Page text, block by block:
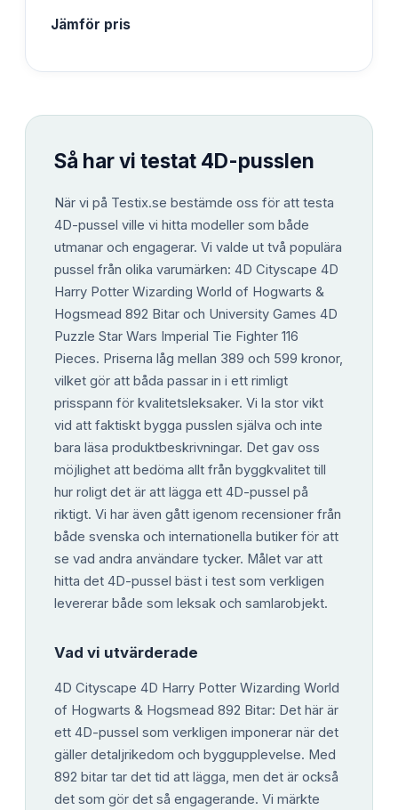
Jämför pris
Så har vi testat 4D-pusslen
När vi på Testix.se bestämde oss för att testa
4D-pussel ville vi hitta modeller som både
utmanar och engagerar. Vi valde ut två populära
pussel från olika varumärken: 4D Cityscape 4D
Harry Potter Wizarding World of Hogwarts &
Hogsmead 892 Bitar och University Games 4D
Puzzle Star Wars Imperial Tie Fighter 116
Pieces. Priserna låg mellan 389 och 599 kronor,
vilket gör att båda passar in i ett rimligt
prisspann för kvalitetsleksaker. Vi la stor vikt
vid att faktiskt bygga pusslen själva och inte
bara läsa produktbeskrivningar. Det gav oss
möjlighet att bedöma allt från byggkvalitet till
hur roligt det är att lägga ett 4D-pussel på
riktigt. Vi har även gått igenom recensioner från
både svenska och internationella butiker för att
se vad andra användare tycker. Målet var att
hitta det 4D-pussel bäst i test som verkligen
levererar både som leksak och samlarobjekt.
Vad vi utvärderade
4D Cityscape 4D Harry Potter Wizarding World
of Hogwarts & Hogsmead 892 Bitar: Det här är
ett 4D-pussel som verkligen imponerar när det
gäller detaljrikedom och byggupplevelse. Med
892 bitar tar det tid att lägga, men det är också
det som gör det så engagerande. Vi märkte